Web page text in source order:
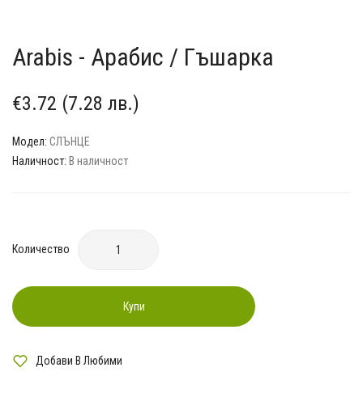
Arabis - Арабис / Гъшарка
€3.72 (7.28 лв.)
Модел: СЛЪНЦЕ
Наличност: В наличност
Количество
Купи
Добави В Любими